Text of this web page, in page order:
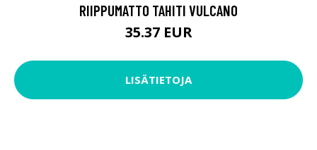
RIIPPUMATTO TAHITI VULCANO
35.37 EUR
LISÄTIETOJA